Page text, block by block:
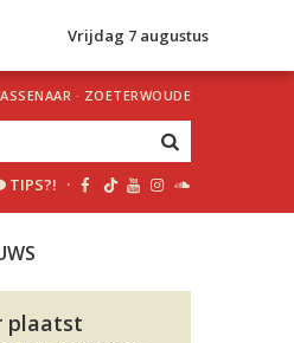
Vrijdag 7 augustus
· ZOETERWOUDE
TIPS?! ·
plaatst